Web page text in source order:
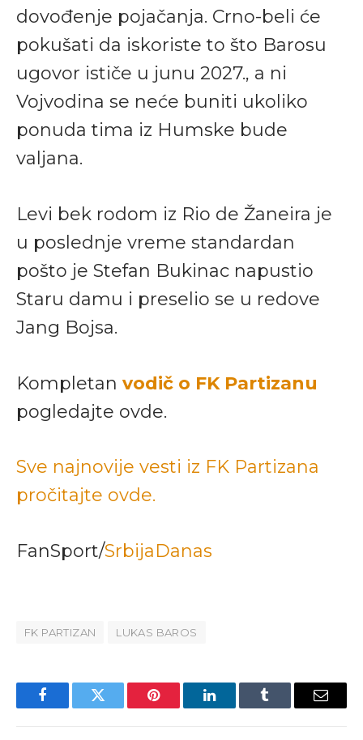
dovođenje pojačanja. Crno-beli će
pokušati da iskoriste to što Barosu
ugovor ističe u junu 2027., a ni
Vojvodina se neće buniti ukoliko
ponuda tima iz Humske bude
valjana.
Levi bek rodom iz Rio de Žaneira je
u poslednje vreme standardan
pošto je Stefan Bukinac napustio
Staru damu i preselio se u redove
Jang Bojsa.
Kompletan vodič o FK Partizanu
pogledajte ovde.
Sve najnovije vesti iz FK Partizana
pročitajte ovde.
FanSport/SrbijaDanas
FK PARTIZAN LUKAS BAROS
FacebookTwitter Pinterest LinkedInTumblr Email